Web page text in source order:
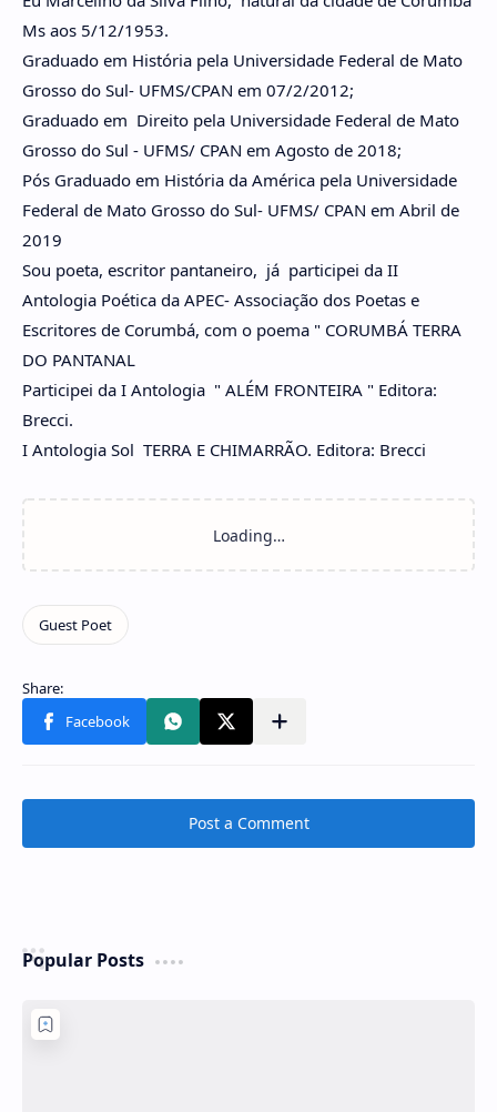
Ms aos 5/12/1953.
Graduado em História pela Universidade Federal de Mato
Grosso do Sul- UFMS/CPAN em 07/2/2012;
Graduado em Direito pela Universidade Federal de Mato
Grosso do Sul - UFMS/ CPAN em Agosto de 2018;
Pós Graduado em História da América pela Universidade
Federal de Mato Grosso do Sul- UFMS/ CPAN em Abril de
2019
Sou poeta, escritor pantaneiro, já participei da II
Antologia Poética da APEC- Associação dos Poetas e
Escritores de Corumbá, com o poema " CORUMBÁ TERRA
DO PANTANAL
Participei da I Antologia " ALÉM FRONTEIRA " Editora:
Brecci.
I Antologia Sol TERRA E CHIMARRÃO. Editora: Brecci
Post a Comment
Popular Posts